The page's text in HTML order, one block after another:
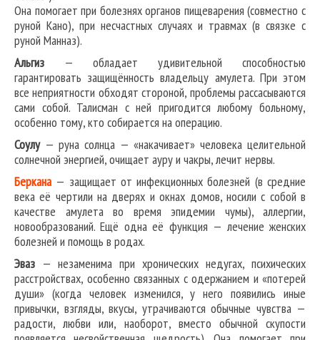
Она помогает при болезнях органов пищеварения (совместно с
руной Кано), при несчастных случаях и травмах (в связке с
руной Манназ).
Альгиз — обладает удивительной способностью
гарантировать защищённость владельцу амулета. При этом
все неприятности обходят стороной, проблемы рассасываются
сами собой. Талисман с ней пригодится любому больному,
особенно тому, кто собирается на операцию.
Соулу— руна солнца — «накачивает» человека целительной
солнечной энергией, очищает ауру и чакры, лечит нервы.
Беркана — защищает от инфекционных болезней (в средние
века её чертили на дверях и окнах домов, носили с собой в
качестве амулета во время эпидемии чумы), аллергии,
новообразований. Ещё одна её функция — лечение женских
болезней и помощь в родах.
Эваз — незаменима при хронических недугах, психических
расстройствах, особенно связанных с одержанием и «потерей
души» (когда человек изменился, у него появились иные
привычки, взгляды, вкусы, утрачиваются обычные чувства —
радости, любви или, наоборот, вместо обычной скупости